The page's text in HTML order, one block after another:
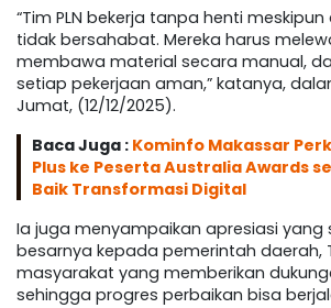
“Tim PLN bekerja tanpa henti
tidak bersahabat. Mereka harus
membawa material secara manual,
setiap pekerjaan aman,” katanya,
Jumat, (12/12/2025).
Baca Juga : Kominfo Makassar
Plus ke Peserta Australia Awards
Baik Transformasi Digital
Ia juga menyampaikan apresiasi yang
besarnya kepada pemerintah daerah,
masyarakat yang memberikan
sehingga progres perbaikan bisa